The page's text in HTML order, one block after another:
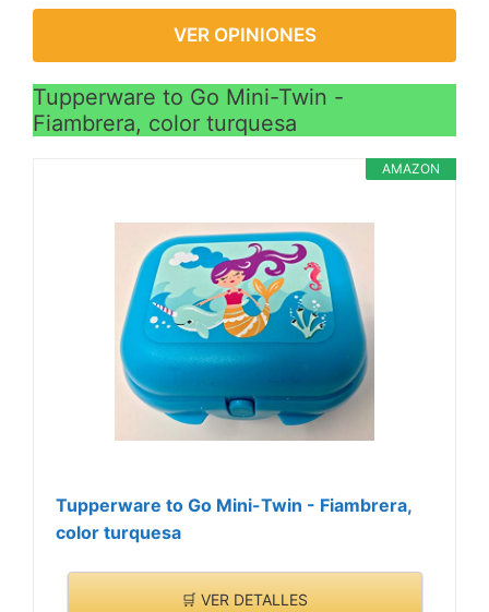
VER OPINIONES
Tupperware to Go Mini-Twin -
Fiambrera, color turquesa
AMAZON
Tupperware to Go Mini-Twin - Fiambrera,
color turquesa
🛒 VER DETALLES